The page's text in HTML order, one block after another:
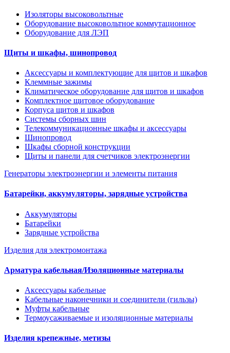
Изоляторы высоковольтные
Оборудование высоковольтное коммутационное
Оборудование для ЛЭП
Щиты и шкафы, шинопровод
Аксессуары и комплектующие для щитов и шкафов
Клеммные зажимы
Климатическое оборудование для щитов и шкафов
Комплектное щитовое оборудование
Корпуса щитов и шкафов
Системы сборных шин
Телекоммуникационные шкафы и аксессуары
Шинопровод
Шкафы сборной конструкции
Щиты и панели для счетчиков электроэнергии
Генераторы электроэнергии и элементы питания
Батарейки, аккумуляторы, зарядные устройства
Аккумуляторы
Батарейки
Зарядные устройства
Изделия для электромонтажа
Арматура кабельная/Изоляционные материалы
Аксессуары кабельные
Кабельные наконечники и соединители (гильзы)
Муфты кабельные
Термоусаживаемые и изоляционные материалы
Изделия крепежные, метизы